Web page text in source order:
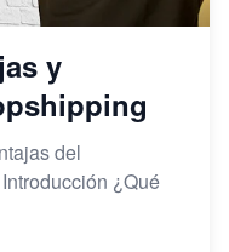
y
del
¿Qué